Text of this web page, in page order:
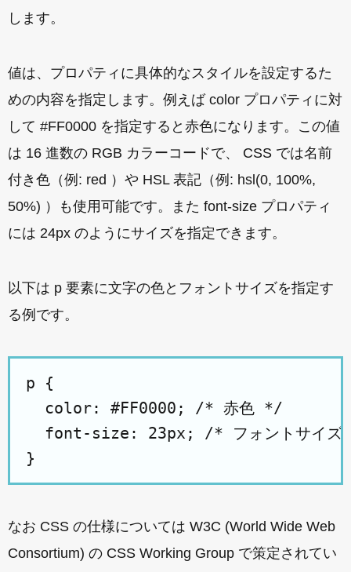
します。
値は、プロパティに具体的なスタイルを設定するた
めの内容を指定します。例えば color プロパティに対
して #FF0000 を指定すると赤色になります。この値
は 16 進数の RGB カラーコードで、 CSS では名前
付き色（例: red ）や HSL 表記（例: hsl(0, 100%,
50%) ）も使用可能です。また font-size プロパティ
には 24px のようにサイズを指定できます。
以下は p 要素に文字の色とフォントサイズを指定す
る例です。
p {
  color: #FF0000; /* 赤色 */
font-size: 23px; /* フォントサイズ
なお CSS の仕様については W3C (World Wide Web
Consortium) の CSS Working Group で策定されてい